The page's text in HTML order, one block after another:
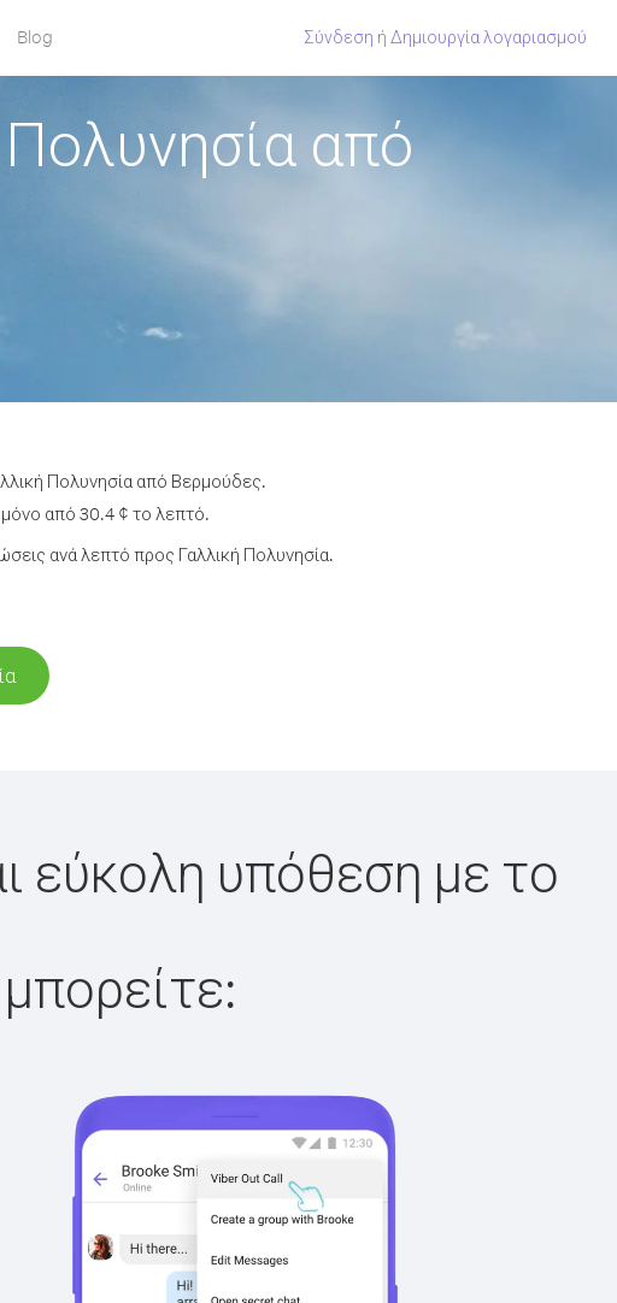
Blog Σύνδεση ή Δημιουργία λογαριασμού
από
Πολυνησία από Βερμούδες.
από 30.4 ¢ το λεπτό.
ανά λεπτό προς Γαλλική Πολυνησία.
εύκολη υπόθεση με το